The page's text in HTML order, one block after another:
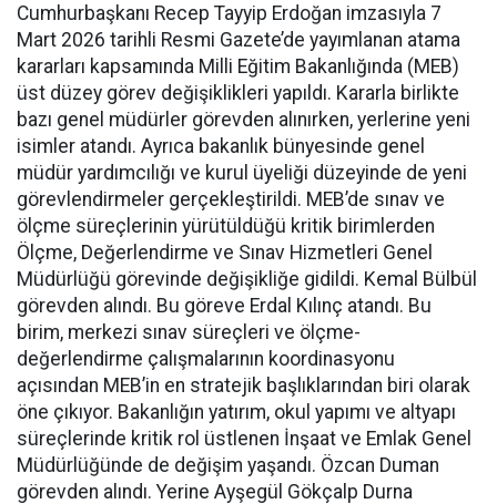
Cumhurbaşkanı Recep Tayyip Erdoğan imzasıyla 7
Mart 2026 tarihli Resmi Gazete’de yayımlanan atama
kararları kapsamında Milli Eğitim Bakanlığında (MEB)
üst düzey görev değişiklikleri yapıldı. Kararla birlikte
bazı genel müdürler görevden alınırken, yerlerine yeni
isimler atandı. Ayrıca bakanlık bünyesinde genel
müdür yardımcılığı ve kurul üyeliği düzeyinde de yeni
görevlendirmeler gerçekleştirildi. MEB’de sınav ve
ölçme süreçlerinin yürütüldüğü kritik birimlerden
Ölçme, Değerlendirme ve Sınav Hizmetleri Genel
Müdürlüğü görevinde değişikliğe gidildi. Kemal Bülbül
görevden alındı. Bu göreve Erdal Kılınç atandı. Bu
birim, merkezi sınav süreçleri ve ölçme-
değerlendirme çalışmalarının koordinasyonu
açısından MEB’in en stratejik başlıklarından biri olarak
öne çıkıyor. Bakanlığın yatırım, okul yapımı ve altyapı
süreçlerinde kritik rol üstlenen İnşaat ve Emlak Genel
Müdürlüğünde de değişim yaşandı. Özcan Duman
görevden alındı. Yerine Ayşegül Gökçalp Durna